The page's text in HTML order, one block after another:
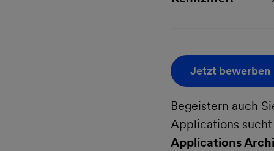
Jetzt bewerben
Begeistern auch
Applications
Applications